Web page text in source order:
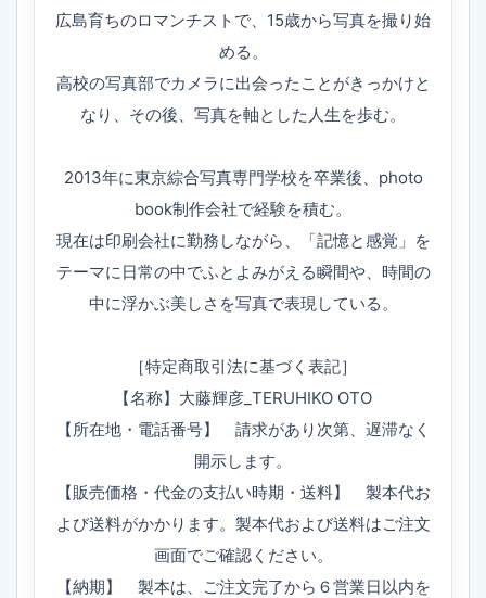
広島育ちのロマンチストで、15歳から写真を撮り始
める。
高校の写真部でカメラに出会ったことがきっかけと
なり、その後、写真を軸とした人生を歩む。
2013年に東京綜合写真専門学校を卒業後、photo
book制作会社で経験を積む。
現在は印刷会社に勤務しながら、「記憶と感覚」を
テーマに日常の中でふとよみがえる瞬間や、時間の
中に浮かぶ美しさを写真で表現している。
［特定商取引法に基づく表記］
【名称】大藤輝彦_TERUHIKO OTO
【所在地・電話番号】 請求があり次第、遅滞なく
開示します。
【販売価格・代金の支払い時期・送料】 製本代お
よび送料がかかります。製本代および送料はご注文
画面でご確認ください。
【納期】 製本は、ご注文完了から６営業日以内を